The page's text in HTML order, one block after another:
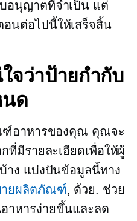
อนุญาตที่จำเป็น แต่
นต่อไปนี้ให้เสร็จสิ้น
จว่าป้ายกำกับ
ด
ฑ์อาหารของคุณ คุณจะ
ที่มีรายละเอียดเพื่อให้ผู้
าง แบ่งปันข้อมูลนี้ทาง
ายผลิตภัณฑ์, ด้วย. ช่วย
าหารง่ายขึ้นและลด